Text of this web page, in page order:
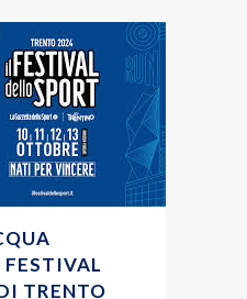
TRENTO